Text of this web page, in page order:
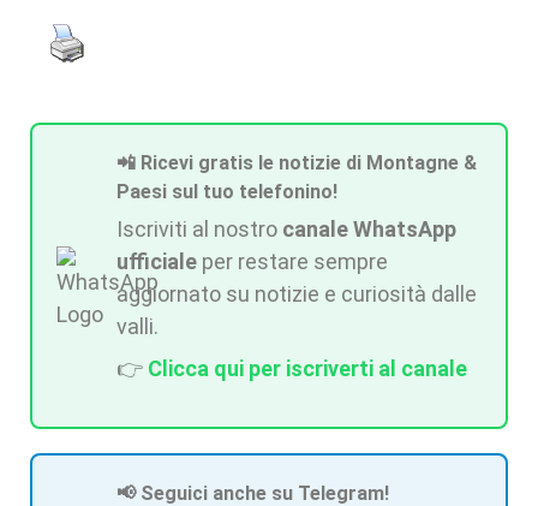
📲 Ricevi gratis le notizie di Montagne &
Paesi sul tuo telefonino!
Iscriviti al nostro canale WhatsApp
ufficiale per restare sempre
aggiornato su notizie e curiosità dalle
valli.
👉 Clicca qui per iscriverti al canale
📢 Seguici anche su Telegram!